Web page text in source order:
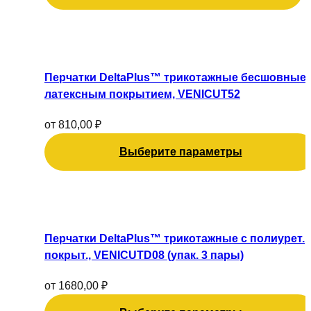
Перчатки DeltaPlus™ трикотажные бесшовные
латексным покрытием, VENICUT52
от 810,00 ₽
Выберите параметры
имеет
Опции
можно
выбрать
на
Перчатки DeltaPlus™ трикотажные с полиурет.
покрыт., VENICUTD08 (упак. 3 пары)
от 1680,00 ₽
имеет
несколько
Опции
можно